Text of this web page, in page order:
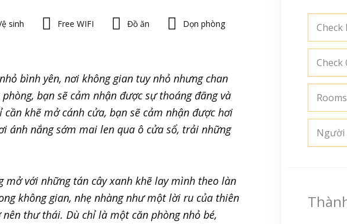
sinh Free WIFI Đồ ăn Dọn phòng
bình yên, nơi không gian tuy nhỏ nhưng chan
bạn sẽ cảm nhận được sự thoáng đãng và
khẽ mở cánh cửa, bạn sẽ cảm nhận được hơi
ánh nắng sớm mai len qua ô cửa sổ, trải những
mở với những tán cây xanh khẽ lay mình theo làn
không gian, nhẹ nhàng như một lời ru của thiên
thư thái. Dù chỉ là một căn phòng nhỏ bé,
Check
Check
Rooms
Người